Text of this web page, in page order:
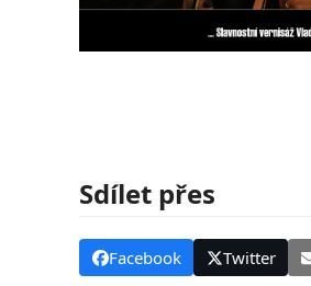
Sdílet přes
Facebook Twitter